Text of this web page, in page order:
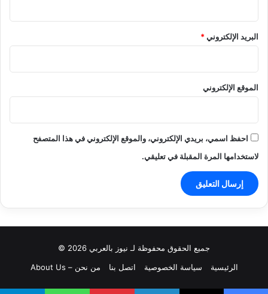
البريد الإلكتروني*
الموقع الإلكتروني
احفظ اسمي، بريدي الإلكتروني، والموقع الإلكتروني في هذا المتصفح
لاستخدامها المرة المقبلة في تعليقي.
جميع الحقوق محفوظة لـ نيوز بالعربي 2026 ©
الرئيسية
سياسة الخصوصية اتصل بنا من نحن – About Us